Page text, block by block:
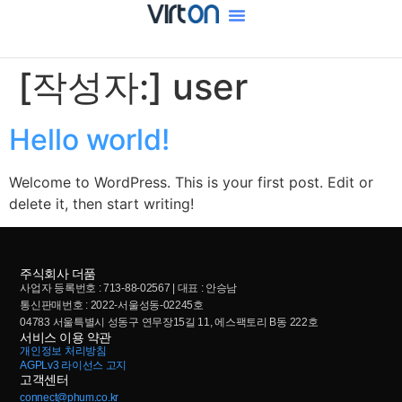
[작성자:] user
Hello world!
Welcome to WordPress. This is your first post. Edit or
delete it, then start writing!
주식회사 더품
사업자 등록번호 : 713-88-02567 | 대표 : 안승남
통신판매번호 : 2022-서울성동-02245호
04783 서울특별시 성동구 연무장15길 11, 에스팩토리 B동 222호
서비스 이용 약관
개인정보 처리방침
AGPLv3 라이선스 고지
고객센터
connect@phum.co.kr